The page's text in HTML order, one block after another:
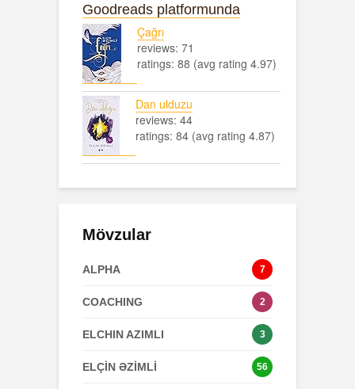
Goodreads platformunda
Çağrı
reviews: 71
ratings: 88 (avg rating 4.97)
Dan ulduzu
reviews: 44
ratings: 84 (avg rating 4.87)
Mövzular
ALPHA 7
COACHING 2
ELCHIN AZIMLI 3
ELÇİN ƏZİMLİ 56